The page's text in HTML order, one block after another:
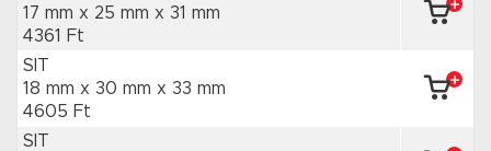
17 mm x 25 mm x 31 mm
4361 Ft
SIT
18 mm x 30 mm x 33 mm
4605 Ft
SIT